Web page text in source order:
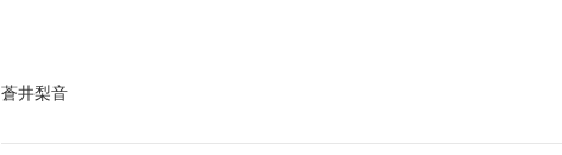
蒼井梨音